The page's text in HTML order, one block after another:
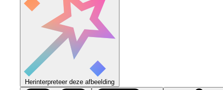
Herinterpreteer deze afbeelding